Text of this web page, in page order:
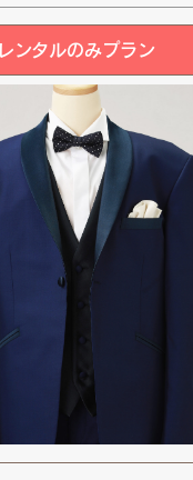
レンタルのみプラン